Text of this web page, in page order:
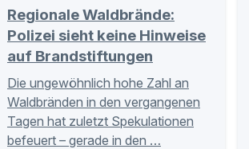
Regionale Waldbrände:
Polizei sieht keine Hinweise
auf Brandstiftungen
Die ungewöhnlich hohe Zahl an
Waldbränden in den vergangenen
Tagen hat zuletzt Spekulationen
befeuert – gerade in den …